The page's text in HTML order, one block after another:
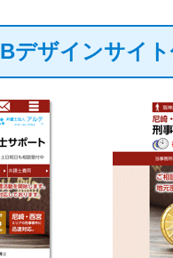
デザインサイト